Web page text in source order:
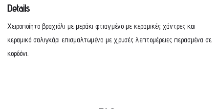
Details
Χειροποίητο βραχιόλι με μεράκι φτιαγμένο με κεραμικές χάντρες και
κεραμικό σαλιγκάρι επισμαλτωμένα με χρυσές λεπτομέρειες περασμένα σε
κορδόνι.